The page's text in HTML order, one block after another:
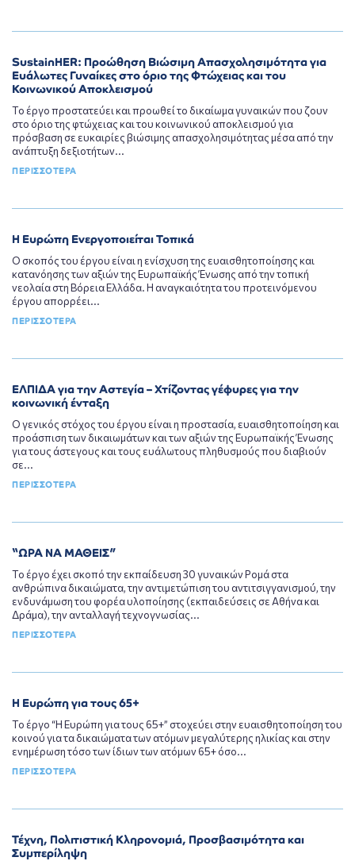
SustainHER: Προώθηση Βιώσιμη Απασχολησιμότητα για
Ευάλωτες Γυναίκες στο όριο της Φτώχειας και του
Κοινωνικού Αποκλεισμού
Το έργο προστατεύει και προωθεί το δικαίωμα γυναικών που ζουν
στο όριο της φτώχειας και του κοινωνικού αποκλεισμού για
πρόσβαση σε ευκαιρίες βιώσιμης απασχολησιμότητας μέσα από την
ανάπτυξη δεξιοτήτων...
ΠΕΡΙΣΣΟΤΕΡΑ
Η Ευρώπη Ενεργοποιείται Τοπικά
Ο σκοπός του έργου είναι η ενίσχυση της ευαισθητοποίησης και
κατανόησης των αξιών της Ευρωπαϊκής Ένωσης από την τοπική
νεολαία στη Βόρεια Ελλάδα. Η αναγκαιότητα του προτεινόμενου
έργου απορρέει...
ΠΕΡΙΣΣΟΤΕΡΑ
ΕΛΠΙΔΑ για την Αστεγία – Χτίζοντας γέφυρες για την
κοινωνική ένταξη
Ο γενικός στόχος του έργου είναι η προστασία, ευαισθητοποίηση και
προάσπιση των δικαιωμάτων και των αξιών της Ευρωπαϊκής Ένωσης
για τους άστεγους και τους ευάλωτους πληθυσμούς που διαβιούν
σε...
ΠΕΡΙΣΣΟΤΕΡΑ
“ΩΡΑ ΝΑ ΜΑΘΕΙΣ”
Το έργο έχει σκοπό την εκπαίδευση 30 γυναικών Ρομά στα
ανθρώπινα δικαιώματα, την αντιμετώπιση του αντιτσιγγανισμού, την
ενδυνάμωση του φορέα υλοποίησης (εκπαιδεύσεις σε Αθήνα και
Δράμα), την ανταλλαγή τεχνογνωσίας...
ΠΕΡΙΣΣΟΤΕΡΑ
Η Ευρώπη για τους 65+
Το έργο “H Ευρώπη για τους 65+” στοχεύει στην ευαισθητοποίηση του
κοινού για τα δικαιώματα των ατόμων μεγαλύτερης ηλικίας και στην
ενημέρωση τόσο των ίδιων των ατόμων 65+ όσο...
ΠΕΡΙΣΣΟΤΕΡΑ
Τέχνη, Πολιτιστική Kληρονομιά, Προσβασιμότητα και
Συμπερίληψη